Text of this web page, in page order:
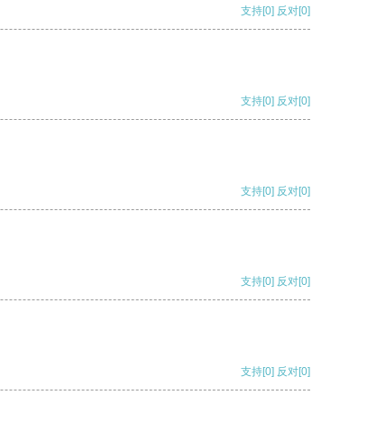
支持[0] 反对[0]
支持[0] 反对[0]
支持[0] 反对[0]
支持[0] 反对[0]
支持[0] 反对[0]